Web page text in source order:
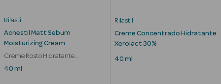
Mãos
Coffrets
Rilastil
Acnestil Matt Sebum
Moisturizing Cream
Creme Rosto Hidratante
Seborregulador
40 ml
Rilastil
Creme Concentrado Hidratante
Xerolact 30%
40 ml